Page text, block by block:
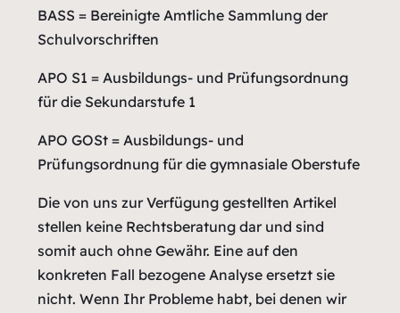
BASS = Bereinigte Amtliche Sammlung der
Schulvorschriften
APO S1 = Ausbildungs- und Prüfungsordnung
für die Sekundarstufe 1
APO GOSt = Ausbildungs- und
Prüfungsordnung für die gymnasiale Oberstufe
Die von uns zur Verfügung gestellten Artikel
stellen keine Rechtsberatung dar und sind
somit auch ohne Gewähr. Eine auf den
konkreten Fall bezogene Analyse ersetzt sie
nicht. Wenn Ihr Probleme habt, bei denen wir